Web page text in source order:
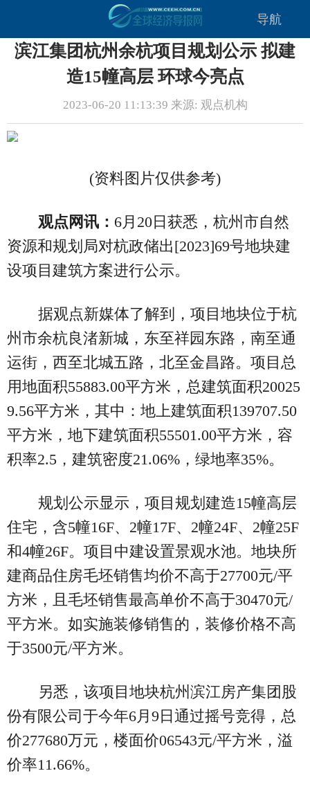
导航
滨江集团杭州余杭项目规划公示 拟建
造15幢高层 环球今亮点
2023-06-20 11:13:39 来源: 观点机构
(资料图片仅供参考)
观点网讯： 6月20日获悉，杭州市自然
资源和规划局对杭政储出[2023]69号地块建
设项目建筑方案进行公示。
据观点新媒体了解到，项目地块位于杭
州市余杭良渚新城，东至祥园东路，南至通
运街，西至北城五路，北至金昌路。项目总
用地面积55883.00平方米，总建筑面积20025
9.56平方米，其中：地上建筑面积139707.50
平方米，地下建筑面积55501.00平方米，容
积率2.5，建筑密度21.06%，绿地率35%。
规划公示显示，项目规划建造15幢高层
住宅，含5幢16F、2幢17F、2幢24F、2幢25F
和4幢26F。项目中建设置景观水池。地块所
建商品住房毛坯销售均价不高于27700元/平
方米，且毛坯销售最高单价不高于30470元/
平方米。如实施装修销售的，装修价格不高
于3500元/平方米。
另悉，该项目地块杭州滨江房产集团股
份有限公司于今年6月9日通过摇号竞得，总
价277680万元，楼面价06543元/平方米，溢
价率11.66%。